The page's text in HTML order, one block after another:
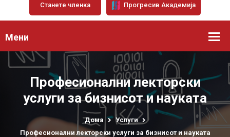
Станете членка Прогресив Академија
Мени
Професионални лекторски
услуги за бизнисот и науката
Дома
Услуги
Професионални лекторски услуги за бизнисот и науката